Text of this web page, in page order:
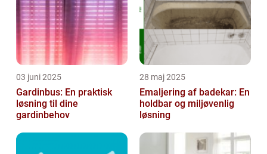
03 juni 2025
Gardinbus: En praktisk
løsning til dine
gardinbehov
28 maj 2025
Emaljering af badekar: En
holdbar og miljøvenlig
løsning